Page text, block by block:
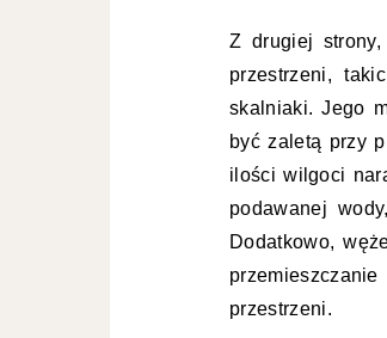
Z drugiej
przestrzeni,
skalniaki. Jego
być zaletą przy
ilości wilgoci
podawanej
Dodatkowo,
przestrzeni.